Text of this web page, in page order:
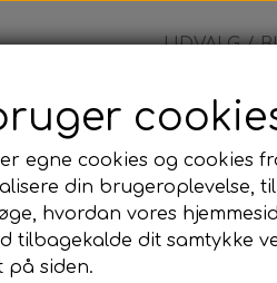
UDVALG /
Fiat -
1.659,00 kr.
egne cookies og cookies
din brugeroplevelse,
hvordan vores
tilbagekalde dit samtykke
på siden.